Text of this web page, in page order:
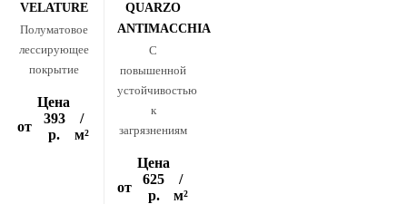
VELATURE
Полуматовое
лессирующее
покрытие
Цена
от
393
р.
/
м²
QUARZO
ANTIMACCHIA
С
повышенной
устойчивостью
к
загрязнениям
Цена
от
625
р.
/
м²